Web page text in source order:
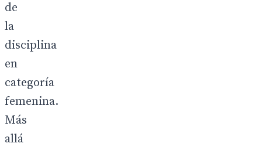
de
la
disciplina
en
categoría
femenina.
Más
allá